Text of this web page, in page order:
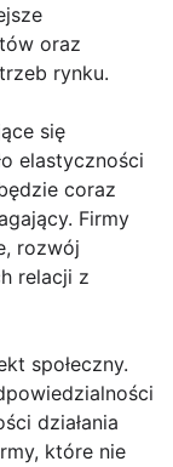
oraz
rynku.
się
elastyczności
coraz
Firmy
rozwój
relacji z
społeczny.
działania
które nie